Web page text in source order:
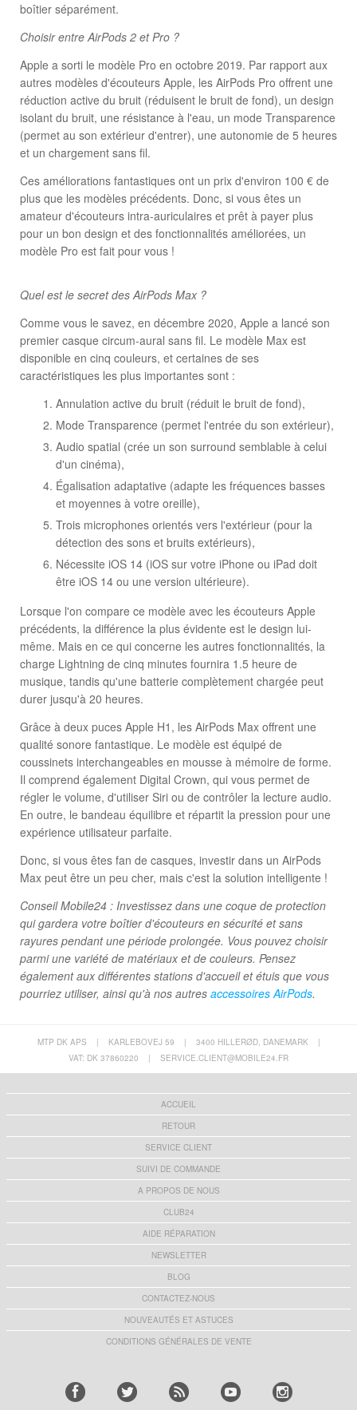
boîtier séparément.
Choisir entre AirPods 2 et Pro ?
Apple a sorti le modèle Pro en octobre 2019. Par rapport aux
autres modèles d'écouteurs Apple, les AirPods Pro offrent une
réduction active du bruit (réduisent le bruit de fond), un design
isolant du bruit, une résistance à l'eau, un mode Transparence
(permet au son extérieur d'entrer), une autonomie de 5 heures
et un chargement sans fil.
Ces améliorations fantastiques ont un prix d'environ 100 € de
plus que les modèles précédents. Donc, si vous êtes un
amateur d'écouteurs intra-auriculaires et prêt à payer plus
pour un bon design et des fonctionnalités améliorées, un
modèle Pro est fait pour vous !
Quel est le secret des AirPods Max ?
Comme vous le savez, en décembre 2020, Apple a lancé son
premier casque circum-aural sans fil. Le modèle Max est
disponible en cinq couleurs, et certaines de ses
caractéristiques les plus importantes sont :
Annulation active du bruit (réduit le bruit de fond),
Mode Transparence (permet l'entrée du son extérieur),
Audio spatial (crée un son surround semblable à celui
d'un cinéma),
Égalisation adaptative (adapte les fréquences basses
et moyennes à votre oreille),
Trois microphones orientés vers l'extérieur (pour la
détection des sons et bruits extérieurs),
Nécessite iOS 14 (iOS sur votre iPhone ou iPad doit
être iOS 14 ou une version ultérieure).
Lorsque l'on compare ce modèle avec les écouteurs Apple
précédents, la différence la plus évidente est le design lui-
même. Mais en ce qui concerne les autres fonctionnalités, la
charge Lightning de cinq minutes fournira 1.5 heure de
musique, tandis qu'une batterie complètement chargée peut
durer jusqu'à 20 heures.
Grâce à deux puces Apple H1, les AirPods Max offrent une
qualité sonore fantastique. Le modèle est équipé de
coussinets interchangeables en mousse à mémoire de forme.
Il comprend également Digital Crown, qui vous permet de
régler le volume, d'utiliser Siri ou de contrôler la lecture audio.
En outre, le bandeau équilibre et répartit la pression pour une
expérience utilisateur parfaite.
Donc, si vous êtes fan de casques, investir dans un AirPods
Max peut être un peu cher, mais c'est la solution intelligente !
Conseil Mobile24 : Investissez dans une coque de protection
qui gardera votre boîtier d'écouteurs en sécurité et sans
rayures pendant une période prolongée. Vous pouvez choisir
parmi une variété de matériaux et de couleurs. Pensez
également aux différentes stations d'accueil et étuis que vous
pourriez utiliser, ainsi qu'à nos autres accessoires AirPods.
MTP DK APS | KARLEBOVEJ 59 | 3400 HILLERØD, DANEMARK
|
VAT: DK 37860220
| SERVICE.CLIENT@MOBILE24.FR
ACCUEIL
RETOUR
SERVICE CLIENT
SUIVI DE COMMANDE
A PROPOS DE NOUS
CLUB24
AIDE RÉPARATION
NEWSLETTER
BLOG
CONTACTEZ-NOUS
NOUVEAUTÉS ET ASTUCES
CONDITIONS GÉNÉRALES DE VENTE